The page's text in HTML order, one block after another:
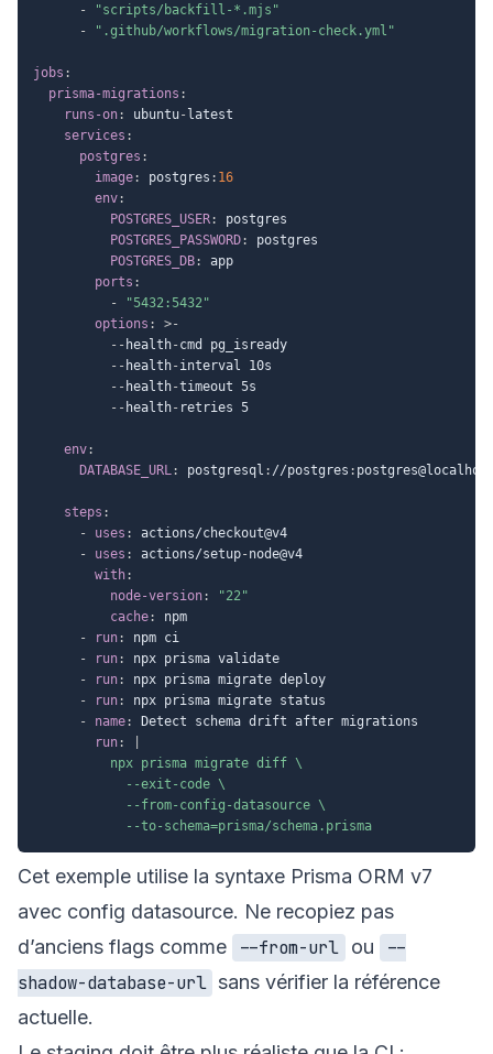
-
"scripts/backfill-*.mjs"
-
".github/workflows/migration-check.yml"
jobs :
prisma-migrations :
runs-on: ubuntu- latest
services :
postgres :
image: postgres : 16
env:
POSTGRES_USER:
postgres
POSTGRES_PASSWORD:
postgres
POSTGRES_DB:
app
ports :
-
"5432:5432"
options : >-
- - health-cmd pg_isready
- - health-interval 10s
- - health-timeout 5s
- - health- retries 5
env:
DATABASE_URL: postgresql : //postgres :
steps :
-
uses :
actions/checkout@v4
-
uses : actions/setup-node@v4
with:
node-version:
"22"
cache:
npm
-
run:
npm ci
-
run:
npx prisma validate
-
run:
npx prisma migrate deploy
-
run:
npx prisma migrate status
-
name:
Detect schema drift after migrations
run:
          npx prisma migrate diff \
            --exit-code \
            --from-config-datasource \
            --to-schema=prisma/schema.prisma
Cet exemple utilise la syntaxe Prisma ORM v7
avec config datasource. Ne recopiez pas
d’anciens flags comme
--from-url ou
--
shadow-database-url sans vérifier la référence
actuelle.